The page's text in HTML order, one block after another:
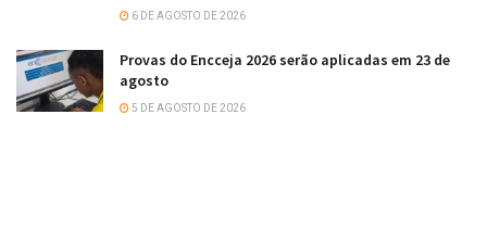
6 DE AGOSTO DE 2026
Provas do Encceja 2026 serão aplicadas em 23 de
agosto
5 DE AGOSTO DE 2026